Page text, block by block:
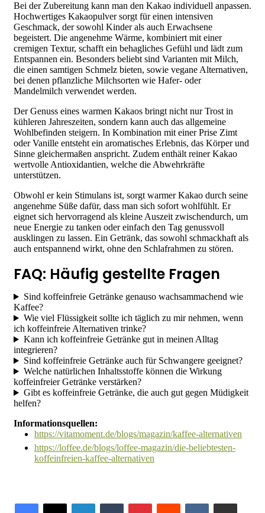
Bei der Zubereitung kann man den Kakao individuell anpassen.
Hochwertiges Kakaopulver sorgt für einen intensiven
Geschmack, der sowohl Kinder als auch Erwachsene
begeistert. Die angenehme Wärme, kombiniert mit einer
cremigen Textur, schafft ein behagliches Gefühl und lädt zum
Entspannen ein. Besonders beliebt sind Varianten mit Milch,
die einen samtigen Schmelz bieten, sowie vegane Alternativen,
bei denen pflanzliche Milchsorten wie Hafer- oder
Mandelmilch verwendet werden.
Der Genuss eines warmen Kakaos bringt nicht nur Trost in
kühleren Jahreszeiten, sondern kann auch das allgemeine
Wohlbefinden steigern. In Kombination mit einer Prise Zimt
oder Vanille entsteht ein aromatisches Erlebnis, das Körper und
Sinne gleichermaßen anspricht. Zudem enthält reiner Kakao
wertvolle Antioxidantien, welche die Abwehrkräfte
unterstützen.
Obwohl er kein Stimulans ist, sorgt warmer Kakao durch seine
angenehme Süße dafür, dass man sich sofort wohlfühlt. Er
eignet sich hervorragend als kleine Auszeit zwischendurch, um
neue Energie zu tanken oder einfach den Tag genussvoll
ausklingen zu lassen. Ein Getränk, das sowohl schmackhaft als
auch entspannend wirkt, ohne den Schlafrahmen zu stören.
FAQ: Häufig gestellte Fragen
Sind koffeinfreie Getränke genauso wachsammachend wie
Kaffee?
Wie viel Flüssigkeit sollte ich täglich zu mir nehmen, wenn
ich koffeinfreie Alternativen trinke?
Kann ich koffeinfreie Getränke gut in meinen Alltag
integrieren?
Sind koffeinfreie Getränke auch für Schwangere geeignet?
Welche natürlichen Inhaltsstoffe können die Wirkung
koffeinfreier Getränke verstärken?
Gibt es koffeinfreie Getränke, die auch gut gegen Müdigkeit
helfen?
Informationsquellen:
https://vitamoment.de/blogs/magazin/kaffee-alternativen
https://loffee.de/blogs/loffee-magazin/die-beliebtesten-
koffeinfreien-kaffee-alternativen
LinkedInTumblrPinterestReddit VKontakte
Teile per E-Mail